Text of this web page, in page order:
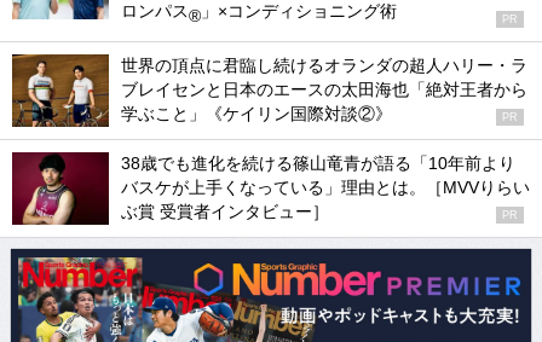
ロンパス® 」×コンディショニング術 PR
世界の頂点に君臨し続けるオランダの超人ハリー・ラ
ブレイセンと日本のエースの太田海也「絶対王者から
学ぶこと」《ケイリン国際対談②》
PR
38歳でも進化を続ける篠山竜青が語る「10年前より
バスケが上手くなっている」理由とは。［MVVりらい
ぶ賞 受賞者インタビュー］
PR